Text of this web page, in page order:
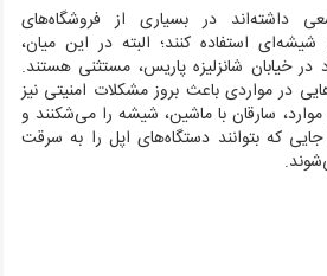
داشته‌اند در بسیاری از فروشگاه‌های
استفاده کنند؛ البته در این میان،
خیابان شانزلیزه پاریس، مستثنی هستند.
در مواردی باعث بروز مشکلات امنیتی نیز
سارقان با ماشین، شیشه‌ را می‌شکنند و
که بتوانند دستگاه‌های اپل را به سرقت